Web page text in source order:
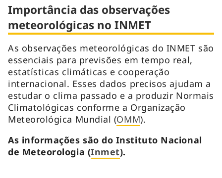
Importância das observações
meteorológicas no INMET
As observações meteorológicas do INMET são
essenciais para previsões em tempo real,
estatísticas climáticas e cooperação
internacional. Esses dados precisos ajudam a
estudar o clima passado e a produzir Normais
Climatológicas conforme a Organização
Meteorológica Mundial (OMM).
As informações são do Instituto Nacional
de Meteorologia (Inmet).